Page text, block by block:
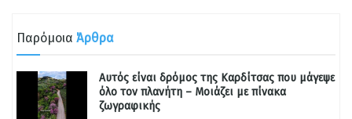
Παρόμοια Άρθρα
Αυτός είναι δρόμος της Καρδίτσας που μάγεψε
όλο τον πλανήτη – Μοιάζει με πίνακα
ζωγραφικής